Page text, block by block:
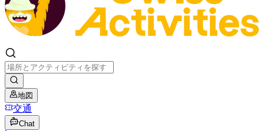
地図
交通
Chat